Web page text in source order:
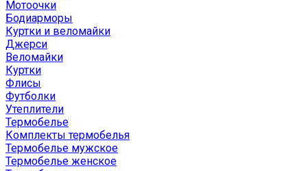
Мотоочки
Бодиарморы
Куртки и веломайки
Джерси
Веломайки
Куртки
Флисы
Футболки
Утеплители
Термобелье
Комплекты термобелья
Термобелье мужское
Термобелье женское